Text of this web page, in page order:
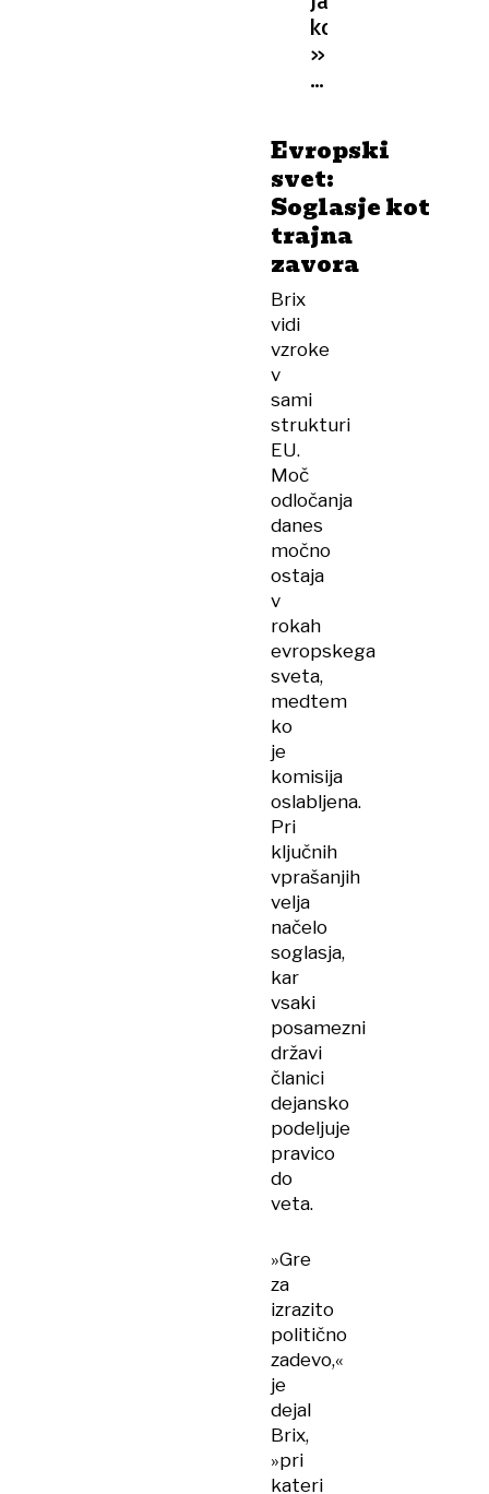
kot
»glavni
zdrahar«
po
Orbanovem
odhodu?
Evropski
svet:
Soglasje kot
trajna
zavora
Brix
vidi
vzroke
v
sami
strukturi
EU.
Moč
odločanja
danes
močno
ostaja
v
rokah
evropskega
sveta,
medtem
ko
je
komisija
oslabljena.
Pri
ključnih
vprašanjih
velja
načelo
soglasja,
kar
vsaki
posamezni
državi
članici
dejansko
podeljuje
pravico
do
veta.
»Gre
za
izrazito
politično
zadevo,«
je
dejal
Brix,
»pri
kateri